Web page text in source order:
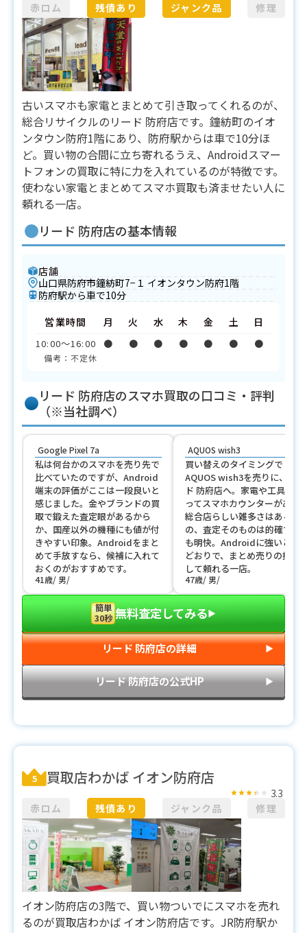
赤ロム 残債あり ジャンク品 修理
古いスマホも家電とまとめて引き取ってくれるのが、
総合リサイクルのリード 防府店です。鐘紡町のイオ
ンタウン防府1階にあり、防府駅からは車で10分ほ
ど。買い物の合間に立ち寄れるうえ、Androidスマー
トフォンの買取に特に力を入れているのが特徴です。
使わない家電とまとめてスマホ買取も済ませたい人に
頼れる一店。
リード 防府店の基本情報
店舗
山口県防府市鐘紡町7−１ イオンタウン防府1階
防府駅から車で10分
営業時間
10:00〜16:00
月
●
火
●
水
●
木
●
金
●
土
●
日
●
備考：不定休
リード 防府店のスマホ買取の口コミ・評判
（※当社調べ）
Google Pixel 7a
私は何台かのスマホを売り先で
比べていたのですが、Android
端末の評価がここは一段良いと
感じました。金やブランドの買
取で鍛えた査定眼があるから
か、国産以外の機種にも値が付
きやすい印象。Androidをまと
めて手放すなら、候補に入れて
おくのがおすすめです。
41歳 男
AQUOS wish3
買い替えのタイミングで
AQUOS wish3を売りに、リー
ド 防府店へ。家電や工具に混
ってスマホカウンターがあり
総合店らしい雑多さはあるも
の、査定そのものは的確で説
も明快。Androidに強いと評
どおりで、まとめ売りの拠点
して頼れる一店。
47歳 男
簡単
30秒 無料査定してみる▶︎
リード 防府店の詳細 ▶︎
リード 防府店の公式HP ▶︎
5 買取店わかば イオン防府店
赤ロム 残債あり ジャンク品 修理
3.3
イオン防府店の3階で、買い物ついでにスマホを売れ
るのが買取店わかば イオン防府店です。JR防府駅か